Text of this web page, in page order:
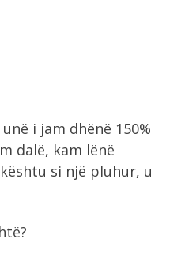
i jam dhënë 150%
dalë, kam lënë
si një pluhur, u